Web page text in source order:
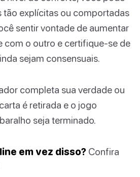
tão explícitas ou comportadas
sentir vontade de aumentar
com o outro e certifique-se de
sejam consensuais.
completa sua verdade ou
é retirada e o jogo
seja terminado.
em vez disso? Confira